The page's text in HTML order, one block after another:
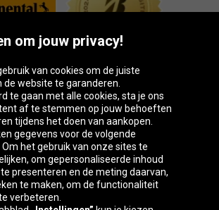
groep
Česká
republika
Deutschland Éire
om jouw privacy!
van cookies om de juiste
de website te garanderen.
te gaan met alle cookies, sta je ons
af te stemmen op jouw behoeften
tijdens het doen van aankopen.
gegevens voor de volgende
het gebruik van onze sites te
om gepersonaliseerde inhoud
presenteren en de meting daarvan,
te maken, om de functionaliteit
verbeteren.